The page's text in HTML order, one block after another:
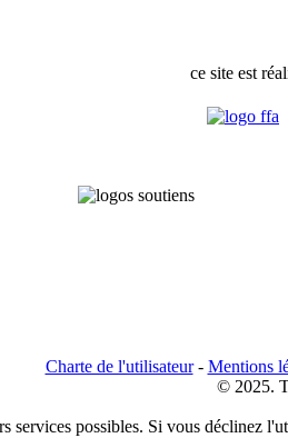
ce site est
Charte de l'utilisateur- Mentions
© 2025.
services possibles. Si vous déclinez